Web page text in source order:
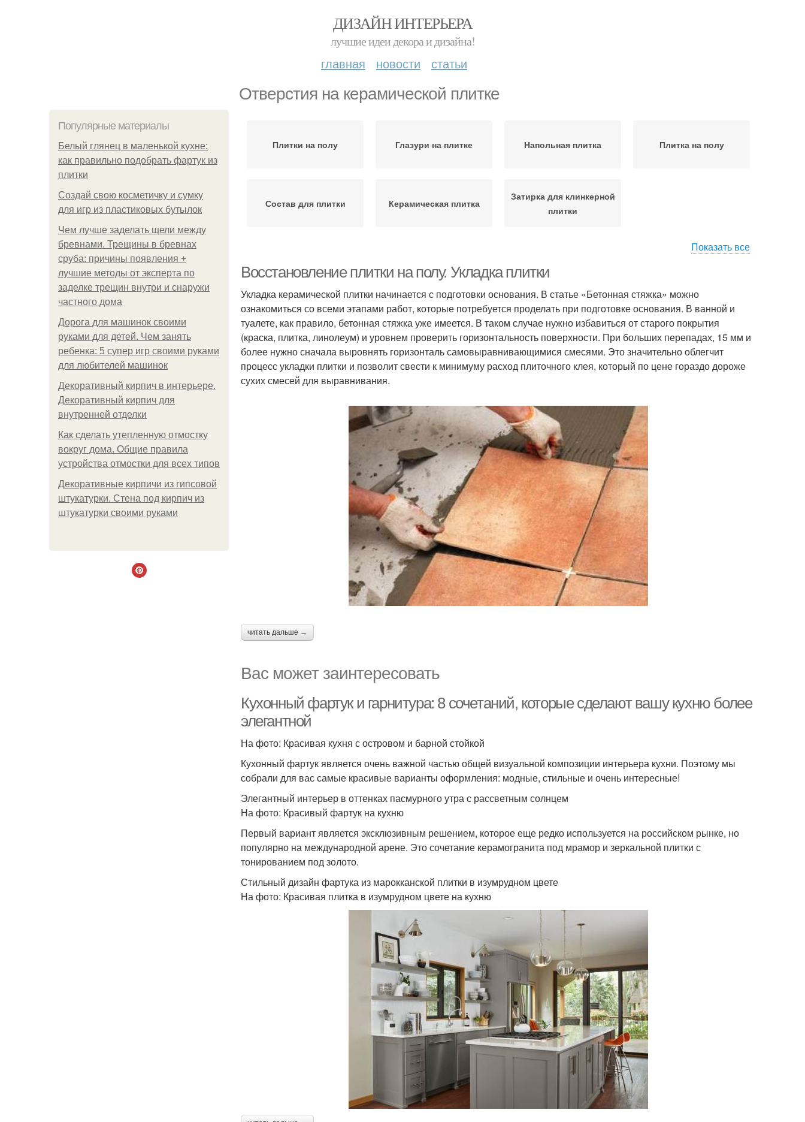
ДИЗАЙН ИНТЕРЬЕРА
лучшие идеи декора и дизайна!
главная новости статьи
Отверстия на керамической плитке
Популярные материалы
Белый глянец в маленькой кухне:
как правильно подобрать фартук из
плитки
Создай свою косметичку и сумку
для игр из пластиковых бутылок
Чем лучше заделать щели между
бревнами. Трещины в бревнах
сруба: причины появления +
лучшие методы от эксперта по
заделке трещин внутри и снаружи
частного дома
Дорога для машинок своими
руками для детей. Чем занять
ребенка: 5 супер игр своими руками
для любителей машинок
Декоративный кирпич в интерьере.
Декоративный кирпич для
внутренней отделки
Как сделать утепленную отмостку
вокруг дома. Общие правила
устройства отмостки для всех типов
Декоративные кирпичи из гипсовой
штукатурки. Стена под кирпич из
штукатурки своими руками
Плитки на полу Глазури на плитке Напольная плитка Плитка на полу
Состав для плитки Керамическая плитка
Затирка для клинкерной
плитки
Показать все
Восстановление плитки на полу. Укладка плитки
Укладка керамической плитки начинается с подготовки основания. В статье «Бетонная стяжка» можно
ознакомиться со всеми этапами работ, которые потребуется проделать при подготовке основания. В ванной и
туалете, как правило, бетонная стяжка уже имеется. В таком случае нужно избавиться от старого покрытия
(краска, плитка, линолеум) и уровнем проверить горизонтальность поверхности. При больших перепадах, 15 мм и
более нужно сначала выровнять горизонталь самовыравнивающимися смесями. Это значительно облегчит
процесс укладки плитки и позволит свести к минимуму расход плиточного клея, который по цене гораздо дороже
сухих смесей для выравнивания.
читать дальше →
Вас может заинтересовать
Кухонный фартук и гарнитура: 8 сочетаний, которые сделают вашу кухню более
элегантной
На фото: Красивая кухня с островом и барной стойкой
Кухонный фартук является очень важной частью общей визуальной композиции интерьера кухни. Поэтому мы
собрали для вас самые красивые варианты оформления: модные, стильные и очень интересные!
Элегантный интерьер в оттенках пасмурного утра с рассветным солнцем
На фото: Красивый фартук на кухню
Первый вариант является эксклюзивным решением, которое еще редко используется на российском рынке, но
популярно на международной арене. Это сочетание керамогранита под мрамор и зеркальной плитки с
тонированием под золото.
Стильный дизайн фартука из марокканской плитки в изумрудном цвете
На фото: Красивая плитка в изумрудном цвете на кухню